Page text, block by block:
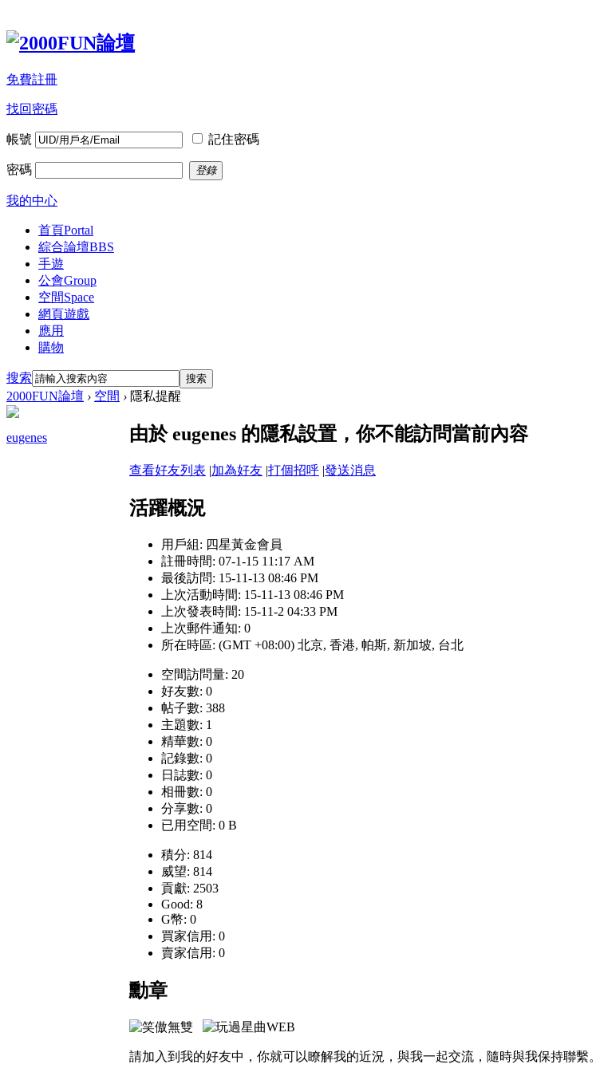
免費註冊
找回密碼
帳號 記住密碼
密碼 登錄
我的中心
首頁Portal
綜合論壇BBS
手遊
公會Group
空間Space
網頁遊戲
應用
購物
搜索 搜索
2000FUN論壇 › 空間 › 隱私提醒
eugenes 由於 eugenes 的隱私設置，你不能訪問當前內容
查看好友列表 |加為好友 |打個招呼 |發送消息
活躍概況
用戶組: 四星黃金會員
註冊時間: 07-1-15 11:17 AM
最後訪問: 15-11-13 08:46 PM
上次活動時間: 15-11-13 08:46 PM
上次發表時間: 15-11-2 04:33 PM
上次郵件通知: 0
所在時區: (GMT +08:00) 北京, 香港, 帕斯, 新加坡, 台北
空間訪問量: 20
好友數: 0
帖子數: 388
主題數: 1
精華數: 0
記錄數: 0
日誌數: 0
相冊數: 0
分享數: 0
已用空間: 0 B
積分: 814
威望: 814
貢獻: 2503
Good: 8
G幣: 0
買家信用: 0
賣家信用: 0
勳章
請加入到我的好友中，你就可以瞭解我的近況，與我一起交流，隨時與我保持聯繫。